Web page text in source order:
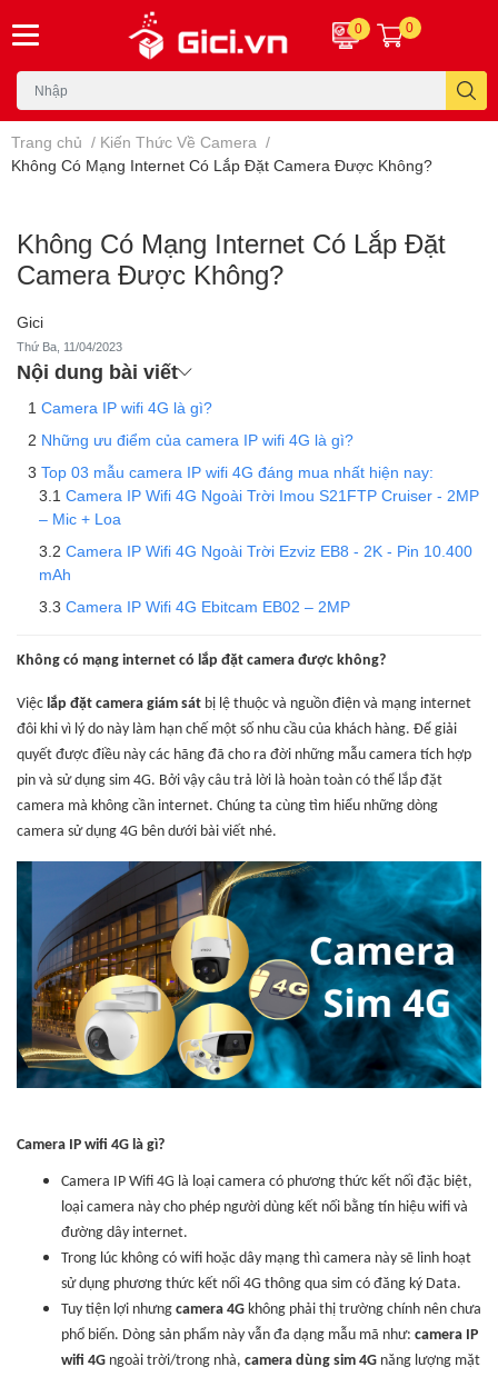
0 0
Trang chủ / Kiến Thức Về Camera /
Không Có Mạng Internet Có Lắp Đặt Camera Được Không?
Không Có Mạng Internet Có Lắp Đặt
Camera Được Không?
Gici
Thứ Ba, 11/04/2023
Nội dung bài viết
Camera IP wifi 4G là gì?
Những ưu điểm của camera IP wifi 4G là gì?
Top 03 mẫu camera IP wifi 4G đáng mua nhất hiện nay:
Camera IP Wifi 4G Ngoài Trời Imou S21FTP Cruiser - 2MP
– Mic + Loa
Camera IP Wifi 4G Ngoài Trời Ezviz EB8 - 2K - Pin 10.400
mAh
Camera IP Wifi 4G Ebitcam EB02 – 2MP
Không có mạng internet có lắp đặt camera được không?
Việc lắp đặt camera giám sát bị lệ thuộc và nguồn điện và mạng internet
đôi khi vì lý do này làm hạn chế một số nhu cầu của khách hàng. Để giải
quyết được điều này các hãng đã cho ra đời những mẫu camera tích hợp
pin và sử dụng sim 4G. Bởi vậy câu trả lời là hoàn toàn có thể lắp đặt
camera mà không cần internet. Chúng ta cùng tìm hiểu những dòng
camera sử dụng 4G bên dưới bài viết nhé.
Camera IP wifi 4G là gì?
Camera IP Wifi 4G là loại camera có phương thức kết nối đặc biệt,
loại camera này cho phép người dùng kết nối bằng tín hiệu wifi và
đường dây internet.
Trong lúc không có wifi hoặc dây mạng thì camera này sẽ linh hoạt
sử dụng phương thức kết nối 4G thông qua sim có đăng ký Data.
Tuy tiện lợi nhưng camera 4G không phải thị trường chính nên chưa
phổ biến. Dòng sản phẩm này vẫn đa dạng mẫu mã như: camera IP
wifi 4G ngoài trời/trong nhà, camera dùng sim 4G năng lượng mặt